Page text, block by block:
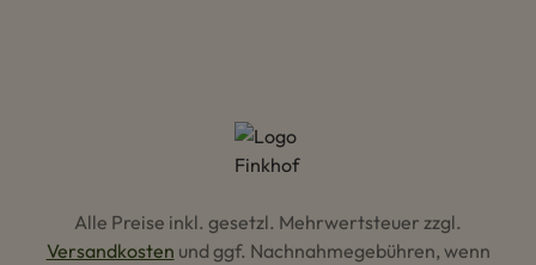
Alle Preise inkl. gesetzl. Mehrwertsteuer zzgl.
Versandkosten und ggf. Nachnahmegebühren, wenn